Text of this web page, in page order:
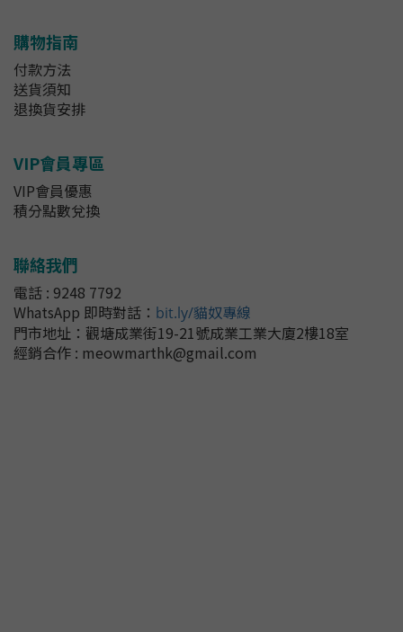
購物指南
付款方法
送貨須知
退換貨安排
VIP會員專區
VIP會員優惠
積分點數兌換
聯絡我們
電話 : 9248 7792
WhatsApp 即時對話 ： bit.ly/貓奴專線
門市地址： 觀塘成業街19-21號成業工業大廈2樓18室
經銷合作 : meowmarthk@gmail.com